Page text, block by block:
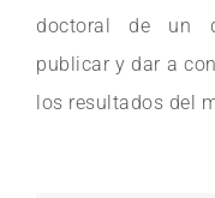
doctoral de un
publicar y dar a
los resultados del